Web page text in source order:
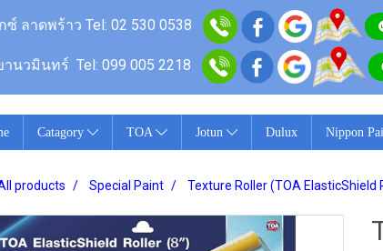
ซ์ ลาดพร้าว Tel: 02 530 0538
านวมินทร์ Tel: 099 005 2218
Catagory TOA Jotun Dulux Nippon
products Special Paint Texture Roller (TOA ElasticShield